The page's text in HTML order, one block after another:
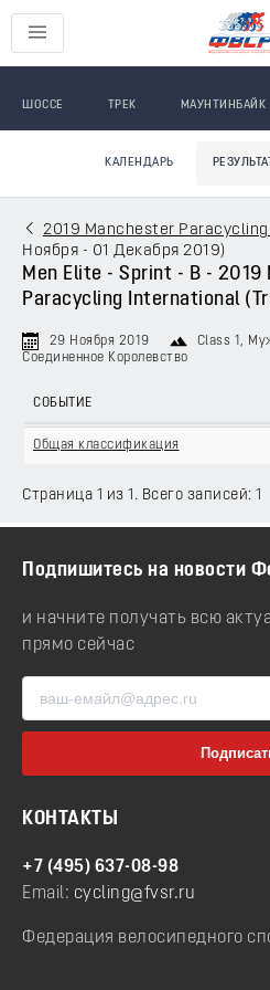
ШОССЕ ТРЕК МАУНТИНБАЙК
КАЛЕНДАРЬ
2019 Manchester
Ноября - 01 Декабря 2019)
Men Elite - Sprint - B - 2019
Paracycling International
29 Ноября 2019 Class 1 ,
Соединенное Королевство
СОБЫТИЕ
Общая классификация
Страница 1 из 1. Всего записей: 1
Подпишитесь на новости
и начните получать всю
прямо сейчас
КОНТАКТЫ
+7 (495) 637-08-98
Email: cycling@fvsr.ru
Федерация велосипедного